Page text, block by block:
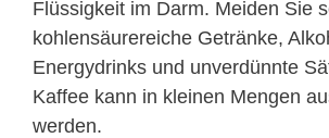
Flüssigkeit im Darm. Meiden Sie
kohlensäurereiche Getränke,
Energydrinks und unverdünnte
Kaffee kann in kleinen Mengen
werden.